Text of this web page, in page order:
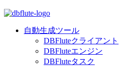
自動生成ツール
DBFluteクライアント
DBFluteエンジン
DBFluteタスク